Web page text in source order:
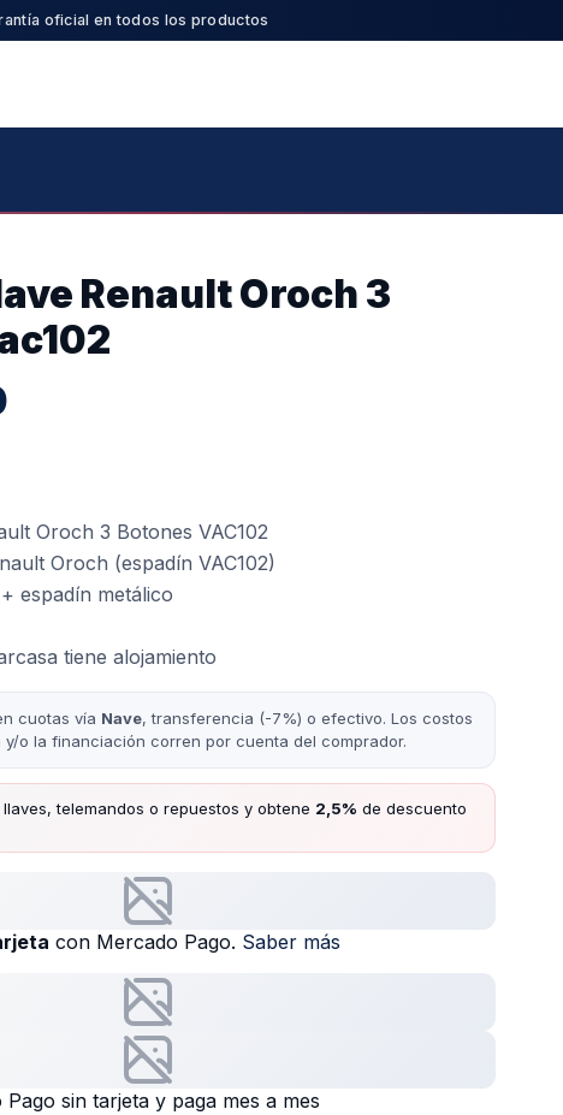
oficial en todos los productos
Renault Oroch 3
Oroch 3 Botones VAC102
Oroch (espadín VAC102)
espadín metálico
tiene alojamiento
cuotas vía Nave, transferencia (-7%) o efectivo. Los costos
o la financiación corren por cuenta del comprador.
llaves, telemandos o repuestos y obtene 2,5% de descuento
con Mercado Pago. Saber más
sin tarjeta y paga mes a mes